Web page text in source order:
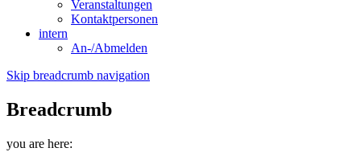
Veranstaltungen
Kontaktpersonen
intern
An-/Abmelden
Skip breadcrumb navigation
Breadcrumb
you are here: